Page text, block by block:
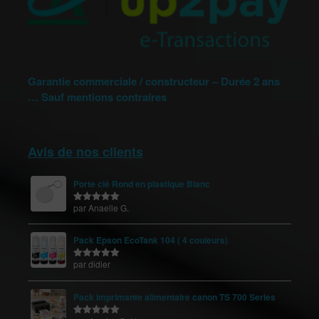
Garantie commerciale / constructeur – Durée 2 ans
… Sauf mentions contraires
Avis de nos clients
Porte clé Rond en plastique Blanc
Note5sur
par Anaelle G.
Pack Epson EcoTank 104 ( 4 couleurs)
Note 5sur
par didier
Pack imprimante alimentaire canon TS 700 Series